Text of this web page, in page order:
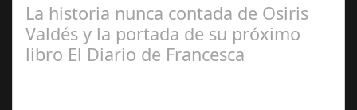
La historia nunca contada de Osiris
Valdés y la portada de su próximo
libro El Diario de Francesca